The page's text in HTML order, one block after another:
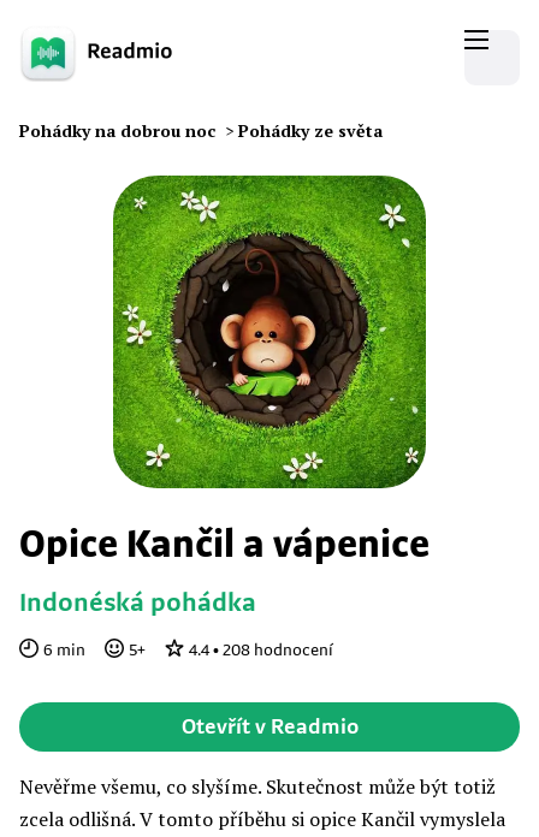
Pohádky na dobrou noc > Pohádky ze světa
Opice Kančil a vápenice
Indonéská pohádka
6 min 5+ 4.4• 208 hodnocení
Otevřít v Readmio
Nevěřme všemu, co slyšíme. Skutečnost může být totiž
zcela odlišná. V tomto příběhu si opice Kančil vymyslela